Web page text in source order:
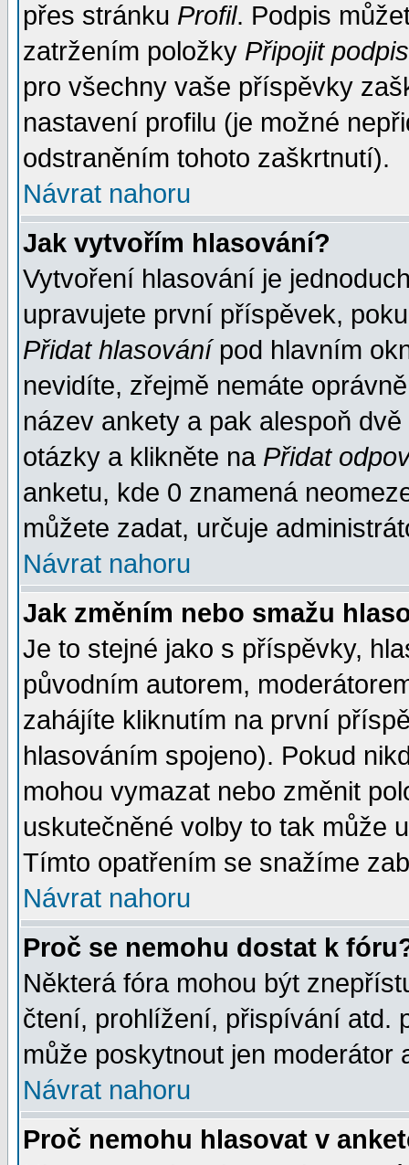
přes stránku Profil. Podpis
zatržením položky Připojit podpis
pro všechny vaše příspěvky
nastavení profilu (je možné
odstraněním tohoto zaškrtnutí).
Návrat nahoru
Jak vytvořím hlasování?
Vytvoření hlasování je
upravujete první příspěvek,
Přidat hlasovánípod hlavním
nevidíte, zřejmě nemáte
název ankety a pak alespoň
otázky a klikněte na Přidat
anketu, kde 0 znamená
můžete zadat, určuje
Návrat nahoru
Jak změním nebo smažu
Je to stejné jako s příspěvky,
původním autorem,
zahájíte kliknutím na první
hlasováním spojeno). Pokud
mohou vymazat nebo změnit
uskutečněné volby to tak může
Tímto opatřením se snažíme
Návrat nahoru
Proč se nemohu dostat k
Některá fóra mohou být
čtení, prohlížení, přispívání atd.
může poskytnout jen moderátor
Návrat nahoru
Proč nemohu hlasovat v